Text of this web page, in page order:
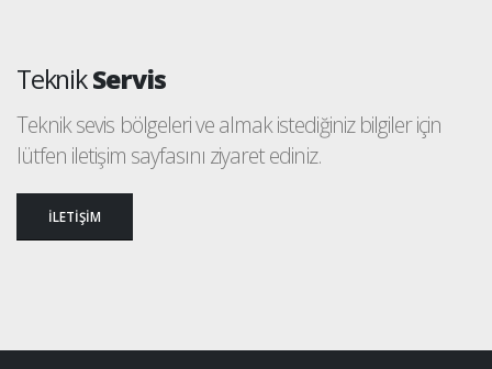
TeknikServis
Teknik sevis bölgeleri ve almak istediğiniz bilgiler için
lütfen iletişim sayfasını ziyaret ediniz.
İLETİŞİM